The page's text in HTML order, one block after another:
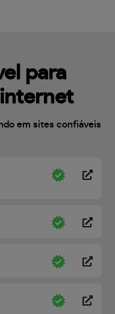
para
em sites confiáveis